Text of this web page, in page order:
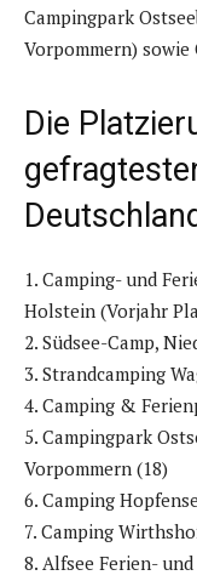
Campingpark
Vorpommern) sowie
Die
1. Camping- und
Holstein (Vorjahr
2. Südsee-Camp,
3. Strandcamping
4. Camping &
5. Campingpark
Vorpommern (18)
6. Camping
7. Camping
8. Alfsee Ferien-